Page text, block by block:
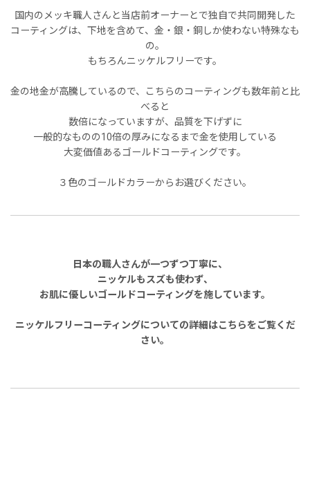
国内のメッキ職人さんと当店前オーナーとで独自で共同開発した
コーティングは、下地を含めて、金・銀・銅しか使わない特殊なも
の。
もちろんニッケルフリーです。
金の地金が高騰しているので、こちらのコーティングも数年前と比
べると
数倍になっていますが、品質を下げずに
一般的なものの10倍の厚みになるまで金を使用している
大変価値あるゴールドコーティングです。
３色のゴールドカラーからお選びください。
日本の職人さんが一つずつ丁寧に、
ニッケルもスズも使わず、
お肌に優しいゴールドコーティングを施しています。
ニッケルフリーコーティングについての詳細はこちらをご覧くだ
さい。